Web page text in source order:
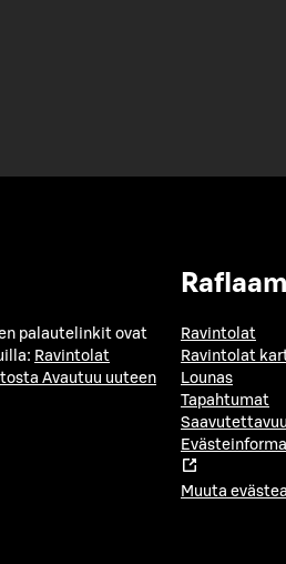
palautelinkit ovat
Ravintolat
Avautuu uuteen
Ravintolat
Ravintolat
Lounas
Tapahtumat
Muuta